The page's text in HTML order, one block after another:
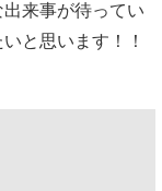
来事が待ってい
と思います！！